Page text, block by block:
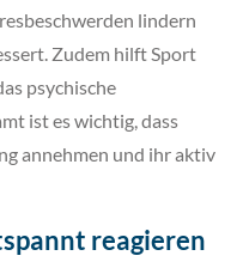
lindern
Zudem hilft Sport
psychische
ist es wichtig, dass
annehmen und ihr aktiv
reagieren